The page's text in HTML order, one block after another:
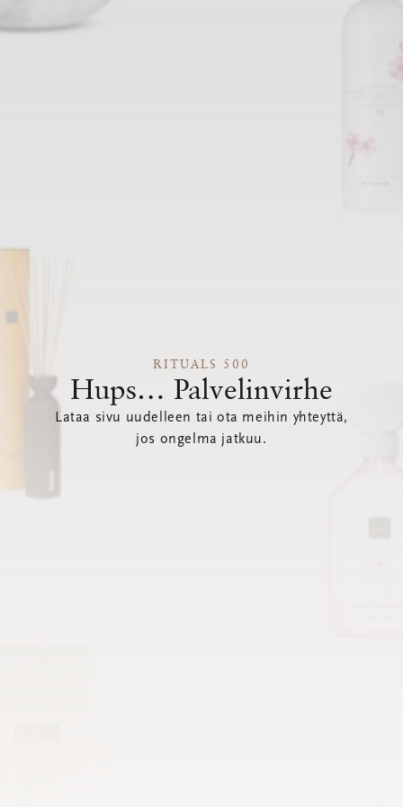
RITUALS 500
Hups… Palvelinvirhe
Lataa sivu uudelleen tai ota meihin yhteyttä,
jos ongelma jatkuu.